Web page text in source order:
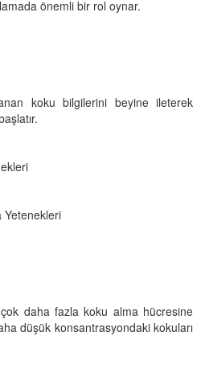
önemli bir rol oynar.
koku bilgilerini beyine ileterek
Yetenekleri
daha fazla koku alma hücresine
düşük konsantrasyondaki kokuları